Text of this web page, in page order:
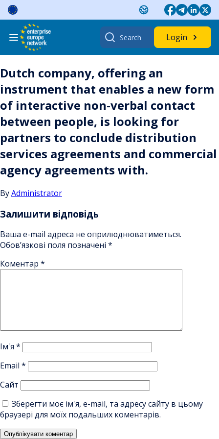
Skip
content
Search
for:
Login
Dutch company, offering an
instrument that enables a new form
of interactive non-verbal contact
between people, is looking for
partners to conclude distribution
services agreements and commercial
agency agreements with.
ByAdministrator
Залишити відповідь
Ваша e-mail адреса не оприлюднюватиметься.
Обов’язкові поля позначені *
Коментар *
Ім'я *
Email *
Сайт
Зберегти моє ім'я, e-mail, та адресу сайту в цьому
браузері для моїх подальших коментарів.